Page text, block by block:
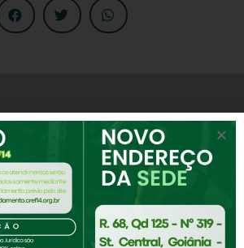
notícias e novidades do CREF-14
nossa Newsletter